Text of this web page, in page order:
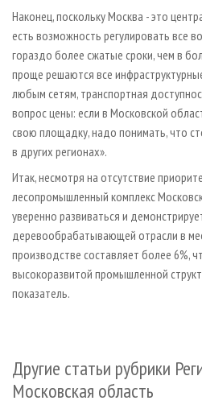
Наконец, поскольку Москва - это
есть возможность регулировать все
гораздо более сжатые сроки, чем в
проще решаются все
любым сетям, транспортная
вопрос цены: если в Московской
свою площадку, надо понимать, что
в других регионах».
Итак, несмотря на отсутствие
лесопромышленный комплекс
уверенно развиваться и
деревообрабатывающей отрасли в
производстве составляет более 6%,
высокоразвитой промышленной
показатель.
Другие статьи рубрики
Московская область